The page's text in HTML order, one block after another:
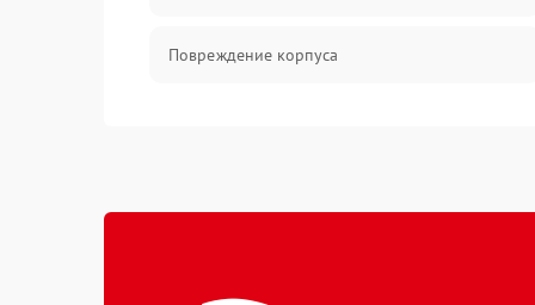
Повреждение корпуса